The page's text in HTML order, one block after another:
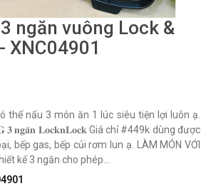
ngăn vuông Lock &
XNC04901
thể nấu 3 món ăn 1 lúc siêu tiện lợi luôn ạ.
𝐋𝐨𝐜𝐤𝐧𝐋𝐨𝐜𝐤 Giá chỉ #449k dùng được
bếp gas, bếp củi rơm lun ạ. LÀM MÓN VỚI
kế 3 ngăn cho phép...